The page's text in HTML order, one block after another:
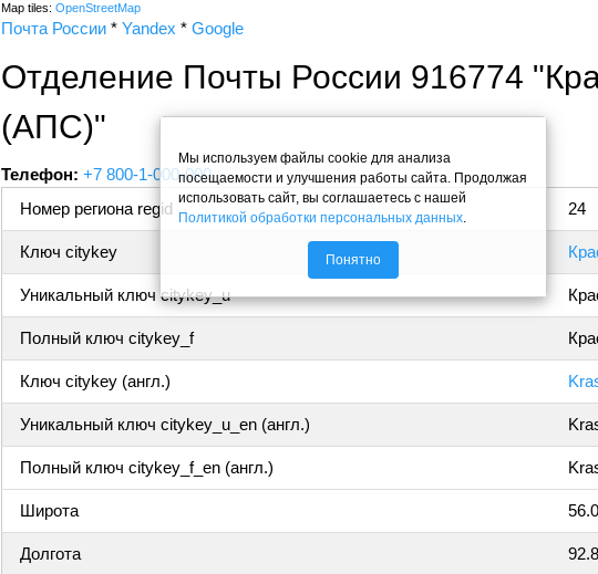
Map tiles: OpenStreetMap
Почта России * Yandex * Google
Отделение Почты России 916774
(АПС)"
Телефон: +7 800-1-000-000
Номер региона regid
24
Ключ citykey
Уникальный ключ citykey_u
Полный ключ citykey_f
Ключ citykey (англ.)
Уникальный ключ citykey_u_en (англ.)
Полный ключ citykey_f_en (англ.)
Широта
Долгота
Мы используем файлы cookie для анализа
посещаемости и улучшения работы сайта. Продолжая
использовать сайт, вы соглашаетесь с нашей
Политикой обработки персональных данных
Понятно